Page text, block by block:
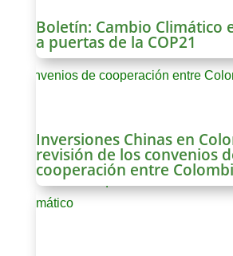
Boletín: Cambio Climático
a puertas de la COP21
Inversiones Chinas en
revisión de los convenios
cooperación entre